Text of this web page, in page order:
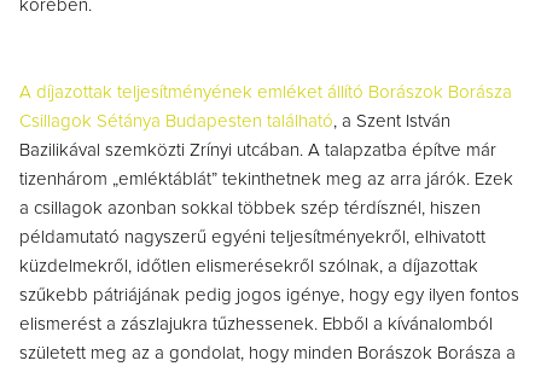
körében.
A díjazottak teljesítményének emléket állító Borászok Borásza
Csillagok Sétánya Budapesten található, a Szent István
Bazilikával szemközti Zrínyi utcában. A talapzatba építve már
tizenhárom „emléktáblát” tekinthetnek meg az arra járók. Ezek
a csillagok azonban sokkal többek szép térdísznél, hiszen
példamutató nagyszerű egyéni teljesítményekről, elhivatott
küzdelmekről, időtlen elismerésekről szólnak, a díjazottak
szűkebb pátriájának pedig jogos igénye, hogy egy ilyen fontos
elismerést a zászlajukra tűzhessenek. Ebből a kívánalomból
született meg az a gondolat, hogy minden Borászok Borásza a